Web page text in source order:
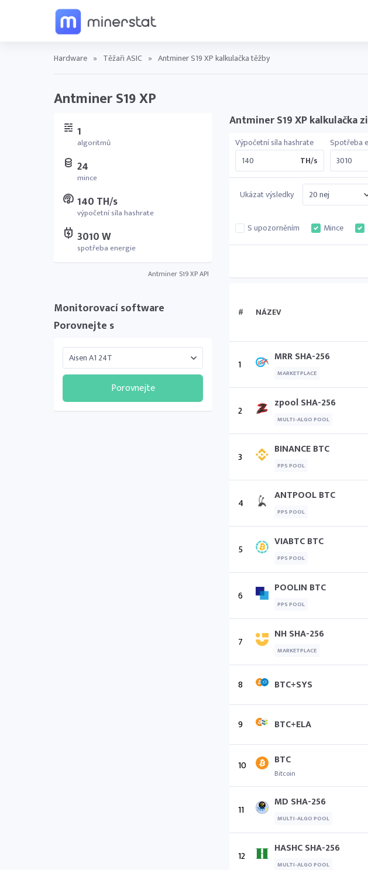
Hardware » Těžaři ASIC » Antminer S19 XP kalkulačka těžby
Antminer S19 XP
1
algoritmů
24
mince
140 TH/s
výpočetní síla hashrate
3010 W
spotřeba energie
Antminer S19 XP API
Monitorovací software
Porovnejte s
Porovnejte
Antminer S19 XP kalkulačka
Výpočetní síla hashrate
TH/s
Spotřeba
Ukázat výsledky
S upozorněním Mince
# NÁZEV
1 MRR SHA-256
MARKETPLACE
2 zpool SHA-256
MULTI-ALGO POOL
3 BINANCE BTC
PPS POOL
4 ANTPOOL BTC
PPS POOL
5 VIABTC BTC
PPS POOL
6 POOLIN BTC
PPS POOL
7 NH SHA-256
MARKETPLACE
8 BTC+SYS
9 BTC+ELA
10 BTC
Bitcoin
11 MD SHA-256
MULTI-ALGO POOL
12 HASHC SHA-256
MULTI-ALGO POOL